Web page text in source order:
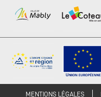
MENTIONS LÉGALES